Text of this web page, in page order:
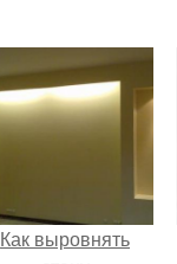
Как выровнять